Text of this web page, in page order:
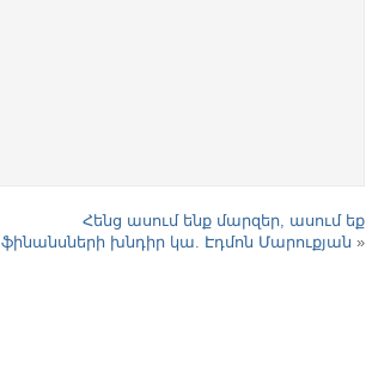
Հենց ասում ենք մարզեր, ասում եք
ֆինանսների խնդիր կա. Էդմոն Մարուքյան »